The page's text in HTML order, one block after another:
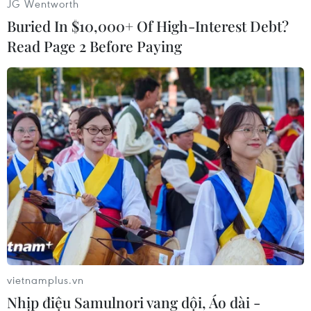
dương.
Mưa lớn gây ngập cục bộ tại thị trấn Chợ Chu. (Nguồn: Báo
Thái Nguyên)
bị sạt lở, gây ách tắc tuyến đường giao thông
JG Wentworth
Buried In $10,000+ Of High-Interest Debt?
Read Page 2 Before Paying
vietnamplus.vn
Nhịp điệu Samulnori vang dội, Áo dài -